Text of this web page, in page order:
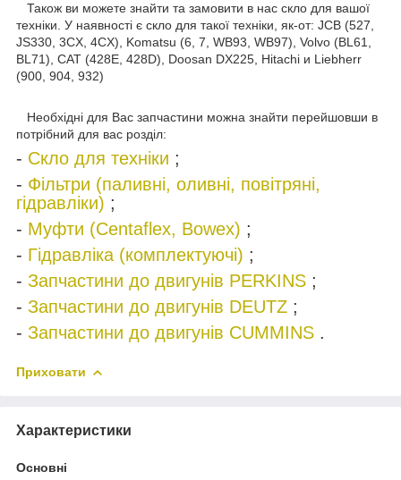
Також ви можете знайти та замовити в нас скло для вашої
техніки. У наявності є скло для такої техніки, як-от: JCB (527,
JS330, 3CX, 4CX), Komatsu (6, 7, WB93, WB97), Volvo (BL61,
BL71), CAT (428E, 428D), Doosan DX225, Hitachi и Liebherr
(900, 904, 932)
Необхідні для Вас запчастини можна знайти перейшовши в
потрібний для вас розділ:
- Скло для техніки ;
- Фільтри (паливні, оливні, повітряні,
гідравліки) ;
- Муфти (Centaflex, Bowex) ;
- Гідравліка (комплектуючі) ;
- Запчастини до двигунів PERKINS ;
- Запчастини до двигунів DEUTZ ;
- Запчастини до двигунів CUMMINS .
Приховати
Характеристики
Основні